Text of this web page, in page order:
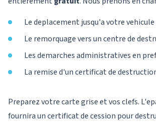
Le deplacement jusqu'a votre vehicule
Le remorquage vers un centre de
Les demarches administratives en
La remise d'un certificat de
Preparez votre carte grise et vos clefs.
fournira un certificat de cession pour